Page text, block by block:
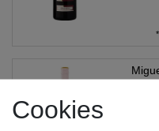
*
Cookies